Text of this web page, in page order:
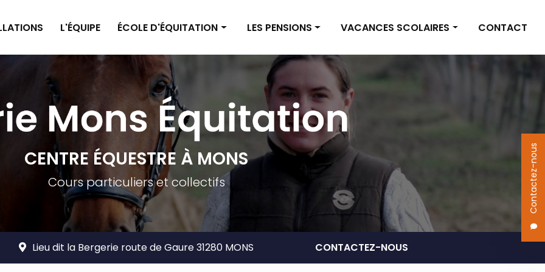
Contactez-nous
L'ÉQUIPE ÉCOLE D'ÉQUITATION
Enseignement poney
Enseignement cheval
Planning
Tarifs
LES PENSIONS
Pension box
Pension pré
Tarif des pensions
VACANCES SCOLAIRES
Actualités
CONTACT
CENTRE ÉQUESTRE À MONS
Cours particuliers et collectifs
Lieu dit la Bergerie route de Gaure 31280 MONS CONTACTEZ-NOUS